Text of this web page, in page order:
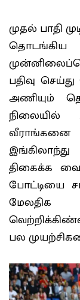
முதல் பாதி
பதிவு
அணியும்
நிலையில்
திகைக்க
போட்டியை
மேலதிக
பல